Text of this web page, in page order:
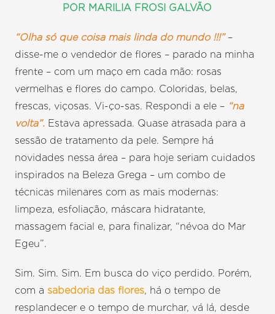
POR MARILIA FROSI GALVÃO
“Olha só que coisa mais linda do mundo !!!”–
disse-me o vendedor de flores – parado na minha
frente – com um maço em cada mão: rosas
vermelhas e flores do campo. Coloridas, belas,
frescas, viçosas. Vi-ço-sas. Respondi a ele – “na
volta”. Estava apressada. Quase atrasada para a
sessão de tratamento da pele. Sempre há
novidades nessa área – para hoje seriam cuidados
inspirados na Beleza Grega – um combo de
técnicas milenares com as mais modernas:
limpeza, esfoliação, máscara hidratante,
massagem facial e, para finalizar, “névoa do Mar
Egeu”.
Sim. Sim. Sim. Em busca do viço perdido. Porém,
com asabedoria das flores, há o tempo de
resplandecer e o tempo de murchar, vá lá, desde